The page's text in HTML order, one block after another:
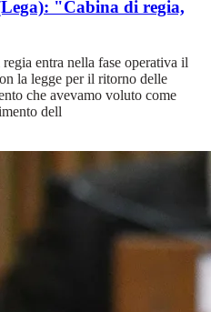
"Cabina di regia,
entra nella fase operativa il
la legge per il ritorno delle
che avevamo voluto come
dell